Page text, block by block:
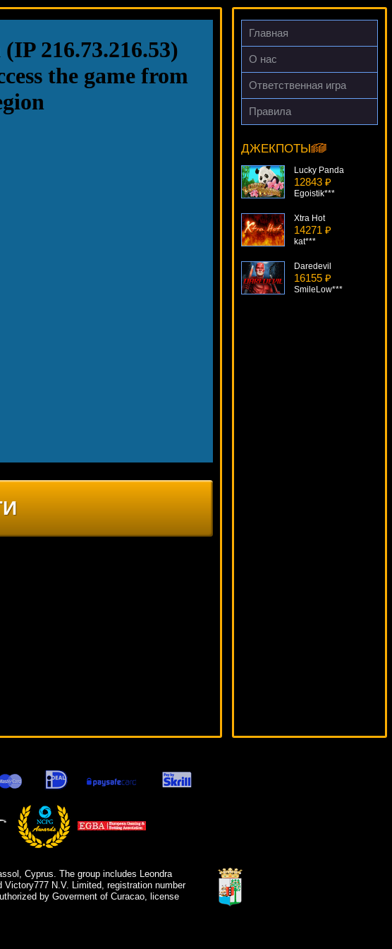
Главная
О нас
Ответственная игра
Правила
ДЖЕКПОТЫ
She's A Rich Girl
Deni***
Lucky Panda
12843 ₽
Egoistik***
Xtra Hot
14271 ₽
kat***
Daredevil
16155 ₽
SmileLow***
Cyprus. The group includes Leondra
N.V. Limited, registration number
by Goverment of Curacao, license